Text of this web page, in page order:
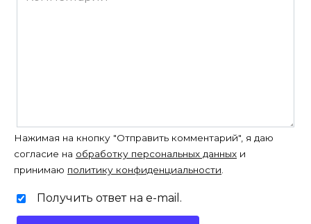
Нажимая на кнопку "Отправить комментарий", я даю
согласие на обработку персональных данных и
принимаю политику конфиденциальности
Получить ответ на e-mail.